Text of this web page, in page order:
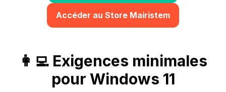
Accéder au Store Mairistem
👩‍💻 Exigences minimales
pour Windows 11